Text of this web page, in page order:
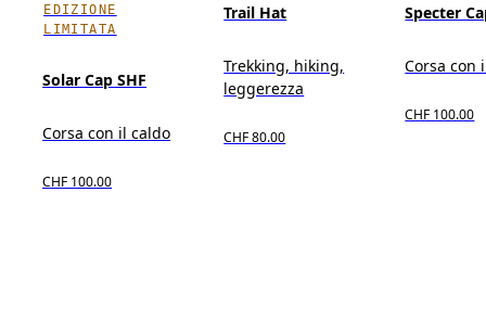
EDIZIONE
LIMITATA
Solar Cap SHF
Corsa con il caldo
CHF 100.00
Trail Hat
Trekking, hiking,
leggerezza
CHF 80.00
Specter
Corsa con
CHF 100.00